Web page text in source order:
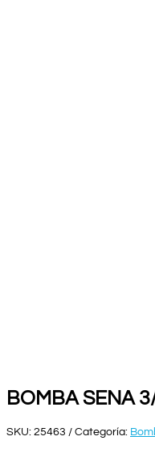
BOMBA SENA
SKU: 25463 Categoría: